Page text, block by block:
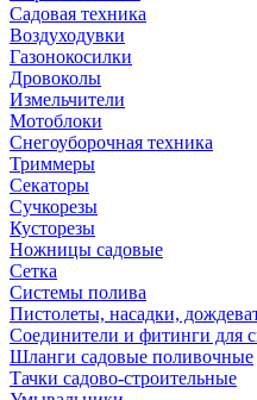
Садовая техника
Воздуходувки
Газонокосилки
Дровоколы
Измельчители
Мотоблоки
Снегоуборочная техника
Триммеры
Секаторы
Сучкорезы
Кусторезы
Ножницы садовые
Сетка
Системы полива
Пистолеты, насадки,
Соединители и фитинги для
Шланги садовые поливочные
Тачки садово-строительные